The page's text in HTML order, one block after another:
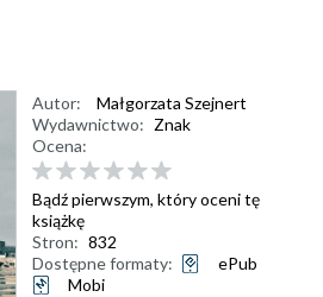
Autor:
Małgorzata Szejnert
Wydawnictwo: Znak
Ocena:
Bądź pierwszym, który oceni tę
książkę
Stron: 832
Dostępne formaty:
ePub
Mobi